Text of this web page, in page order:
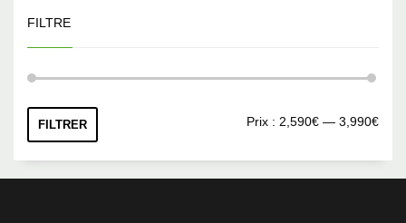
FILTRE
Prix
Prix
FILTRER Prix : 2,590€ — 3,990€